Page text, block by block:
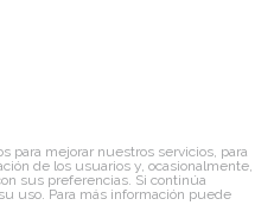
para mejorar nuestros servicios, para
de los usuarios y, ocasionalmente,
sus preferencias. Si continúa
uso. Para más información puede